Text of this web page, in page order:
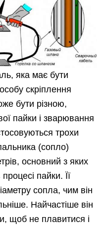
яка має бути
скріплення
бути різною,
пайки і зварювання
трохи
(сопло)
основний з яких
пайки. Її
сопла, чим він
Найчастіше він
щоб не плавитися і